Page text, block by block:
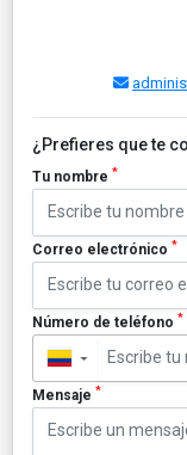
¿Prefieres que te
Tu nombre *
Correo electrónico *
Número de teléfono *
▼
Mensaje *